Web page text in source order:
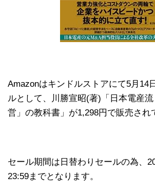
Amazonはキンドルストアにて5月14
ルとして、川勝宣昭(著)「日本電産
営」の教科書」が1,298円で販売され
セール期間は日替わりセールの為、
23:59までとなります。